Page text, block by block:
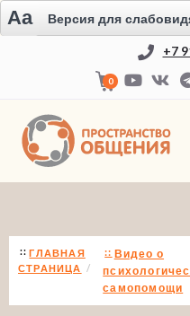
Aa Версия для
+7
0
ГЛАВНАЯ
СТРАНИЦА
Видео о
самопомощи